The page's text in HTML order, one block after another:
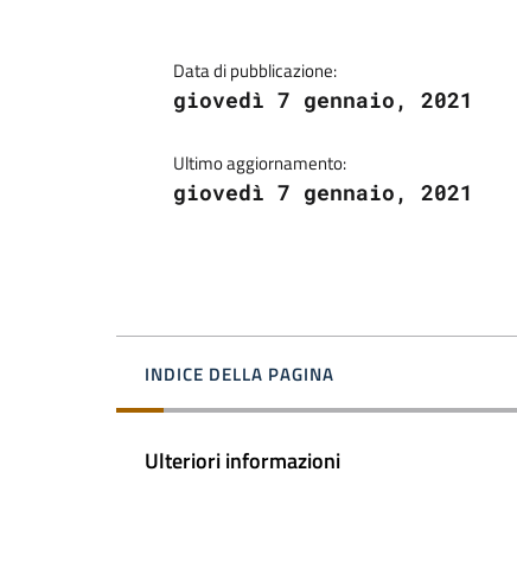
Data di pubblicazione:
giovedì 7 gennaio, 2021
Ultimo aggiornamento:
giovedì 7 gennaio, 2021
INDICE DELLA PAGINA
Ulteriori informazioni